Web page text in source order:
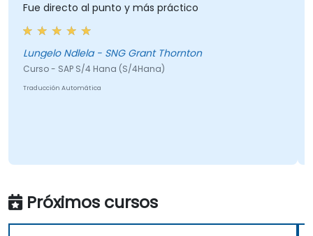
directo al punto y más práctico
Ndlela - SNG Grant Thornton
- SAP S/4 Hana (S/4Hana)
Automática
Próximos cursos